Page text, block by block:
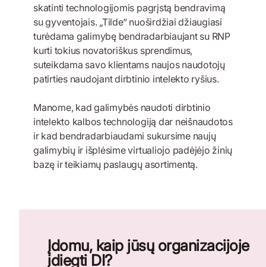
skatinti technologijomis pagrįstą bendravimą
su gyventojais. „Tilde“ nuoširdžiai džiaugiasi
turėdama galimybę bendradarbiaujant su RNP
kurti tokius novatoriškus sprendimus,
suteikdama savo klientams naujos naudotojų
patirties naudojant dirbtinio intelekto ryšius.
Manome, kad galimybės naudoti dirbtinio
intelekto kalbos technologiją dar neišnaudotos
ir kad bendradarbiaudami sukursime naujų
galimybių ir išplėsime virtualiojo padėjėjo žinių
bazę ir teikiamų paslaugų asortimentą.
Įdomu, kaip jūsų organizacijoje
įdiegti DI?